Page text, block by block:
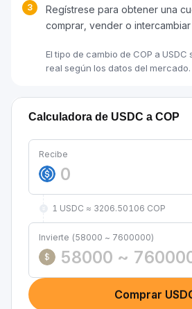
3
Regístrese para obtener una
comprar, vender o intercambiar
El tipo de cambio de COP a
real según los datos del mercado.
Calculadora de USDC a COP
Recibe
1 USDC ≈ 3206.50106 COP
Invierte (58000 ~ 7600000)
$
Comprar